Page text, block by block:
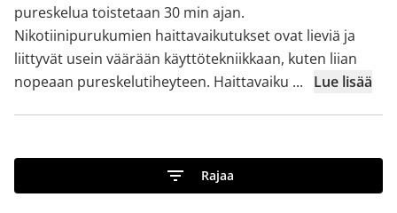
pureskelua toistetaan 30 min ajan.
Nikotiinipurukumien haittavaikutukset ovat lieviä ja
liittyvät usein väärään käyttötekniikkaan, kuten liian
nopeaan pureskelutiheyteen. Haittavaiku ... Lue lisää
Rajaa